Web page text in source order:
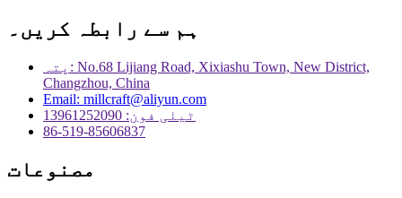
ہم سے رابطہ کریں۔
پتہ: No.68 Lijiang Road, Xixiashu Town, New District,
Changzhou, China
Email: millcraft@aliyun.com
ٹیلی فون: 13961252090
86-519-85606837
مصنوعات